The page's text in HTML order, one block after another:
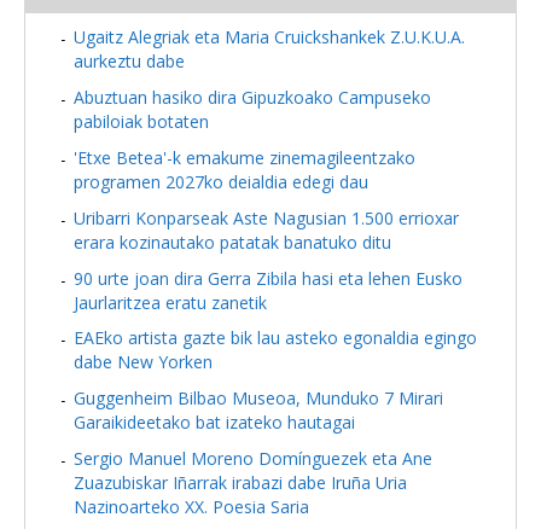
Ugaitz Alegriak eta Maria Cruickshankek Z.U.K.U.A.
aurkeztu dabe
Abuztuan hasiko dira Gipuzkoako Campuseko
pabiloiak botaten
'Etxe Betea'-k emakume zinemagileentzako
programen 2027ko deialdia edegi dau
Uribarri Konparseak Aste Nagusian 1.500 errioxar
erara kozinautako patatak banatuko ditu
90 urte joan dira Gerra Zibila hasi eta lehen Eusko
Jaurlaritzea eratu zanetik
EAEko artista gazte bik lau asteko egonaldia egingo
dabe New Yorken
Guggenheim Bilbao Museoa, Munduko 7 Mirari
Garaikideetako bat izateko hautagai
Sergio Manuel Moreno Domínguezek eta Ane
Zuazubiskar Iñarrak irabazi dabe Iruña Uria
Nazinoarteko XX. Poesia Saria